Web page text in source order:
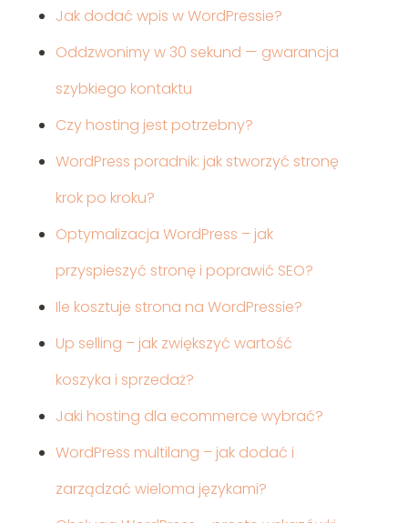
Jak dodać wpis w WordPressie?
Oddzwonimy w 30 sekund — gwarancja
szybkiego kontaktu
Czy hosting jest potrzebny?
WordPress poradnik: jak stworzyć stronę
krok po kroku?
Optymalizacja WordPress – jak
przyspieszyć stronę i poprawić SEO?
Ile kosztuje strona na WordPressie?
Up selling – jak zwiększyć wartość
koszyka i sprzedaż?
Jaki hosting dla ecommerce wybrać?
WordPress multilang – jak dodać i
zarządzać wieloma językami?